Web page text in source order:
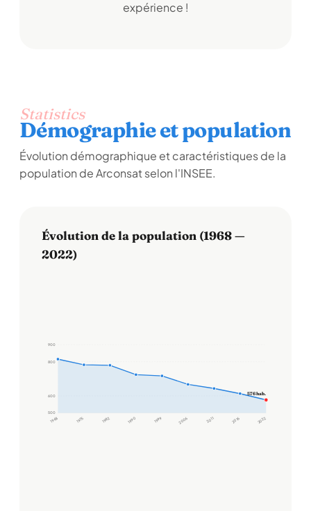
expérience !
Statistics
Démographie et population
Évolution démographique et caractéristiques de la
population de Arconsat selon l'INSEE.
Évolution de la population (1968 —
2022)
500
600
800
900
1968 1975 1982 1990 1999 2006 2011 2016 2022
576 hab.